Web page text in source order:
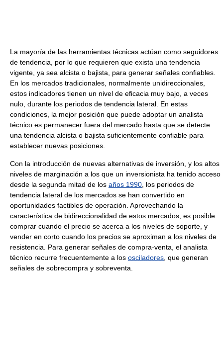
La mayoría de las herramientas técnicas actúan como seguidores
de tendencia, por lo que requieren que exista una tendencia
vigente, ya sea alcista o bajista, para generar señales confiables.
En los mercados tradicionales, normalmente unidireccionales,
estos indicadores tienen un nivel de eficacia muy bajo, a veces
nulo, durante los periodos de tendencia lateral. En estas
condiciones, la mejor posición que puede adoptar un analista
técnico es permanecer fuera del mercado hasta que se detecte
una tendencia alcista o bajista suficientemente confiable para
establecer nuevas posiciones.
Con la introducción de nuevas alternativas de inversión, y los altos
niveles de marginación a los que un inversionista ha tenido acceso
desde la segunda mitad de los años 1990 , los periodos de
tendencia lateral de los mercados se han convertido en
oportunidades factibles de operación. Aprovechando la
característica de bidireccionalidad de estos mercados, es posible
comprar cuando el precio se acerca a los niveles de soporte, y
vender en corto cuando los precios se aproximan a los niveles de
resistencia. Para generar señales de compra-venta, el analista
técnico recurre frecuentemente a los osciladores , que generan
señales de sobrecompra y sobreventa.